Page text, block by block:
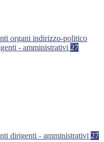
organi indirizzo-politico
- amministrativi 27
dirigenti - amministrativi 27